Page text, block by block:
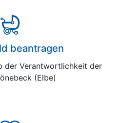
beantragen
der Verantwortlichkeit der
(Elbe)